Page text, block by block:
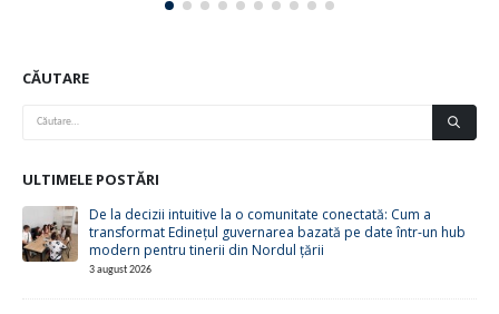
CĂUTARE
ULTIMELE POSTĂRI
De la decizii intuitive la o comunitate conectată: Cum a
transformat Edinețul guvernarea bazată pe date într-un hub
modern pentru tinerii din Nordul țării
3 august 2026